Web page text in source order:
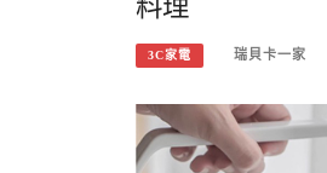
料理
3C家電 瑞貝卡一家